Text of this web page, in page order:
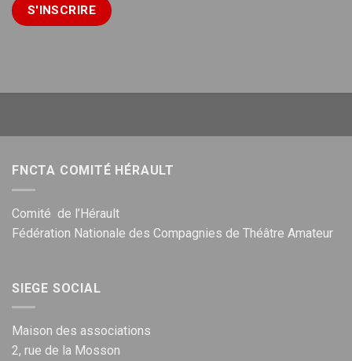
FNCTA COMITÉ HÉRAULT
Comité de l’Hérault
Fédération Nationale des Compagnies de Théâtre Amateur
SIEGE SOCIAL
Maison des associations
2, rue de la Mosson